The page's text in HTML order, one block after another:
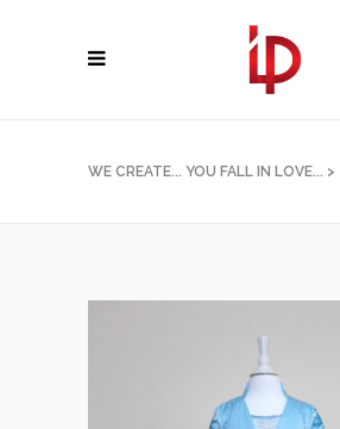
WE CREATE... YOU FALL IN LOVE... >